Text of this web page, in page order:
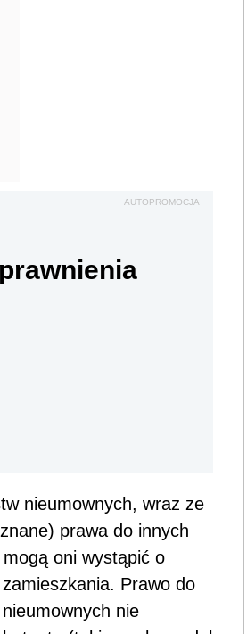
AUTOPROMOCJA
nieumownych, wraz ze
prawa do innych
oni wystąpić o
Prawo do
nie